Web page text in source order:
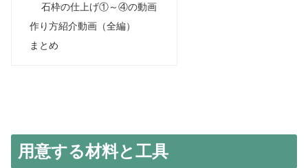
石枠の仕上げ①～④の動画
作り方紹介動画（全編）
まとめ
用意する材料と工具